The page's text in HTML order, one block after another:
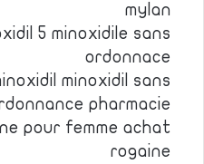
mylan
5 minoxidile sans
ordonnace
minoxidil sans
pharmacie
pour femme achat
rogaine